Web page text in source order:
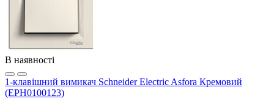
В наявності
1-клавішний вимикач Schneider Electric Asfora Кремовий
(EPH0100123)